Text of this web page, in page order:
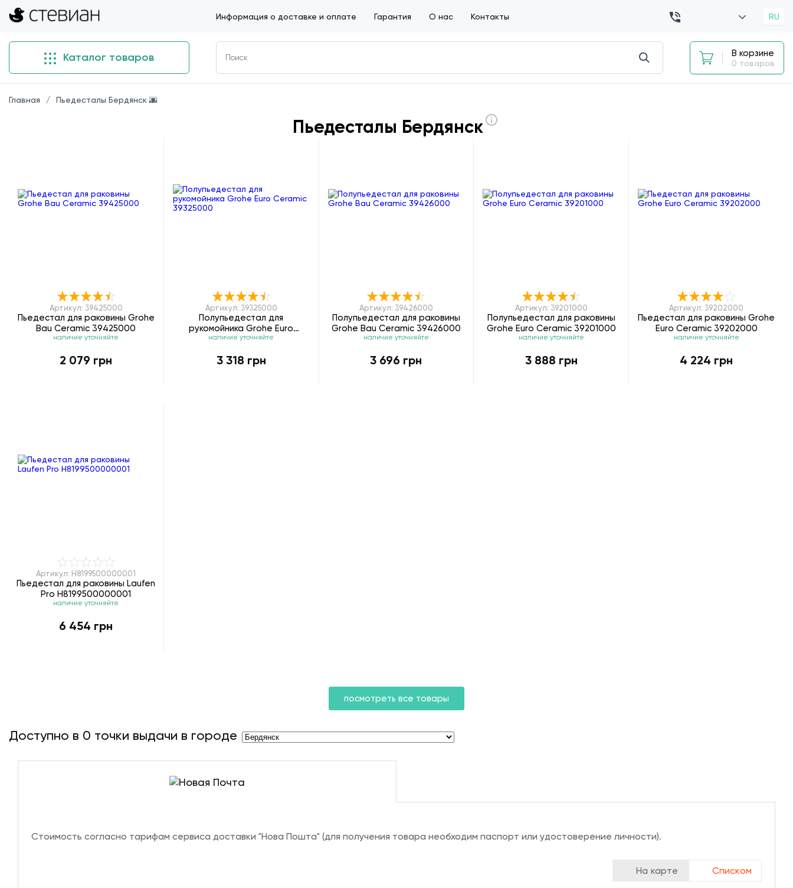
Информация о доставке и оплате Гарантия О нас Контакты RU
Каталог товаров В корзине
0 товаров
Главная Пьедесталы Бердянск 🌆
Пьедесталы Бердянск
Артикул: 39425000
Пьедестал для раковины Grohe
Bau Ceramic 39425000
наличие уточняйте
2 079 грн
Артикул: 39325000
Полупьедестал для
рукомойника Grohe Euro
Ceramic 39325000
наличие уточняйте
3 318 грн
Артикул: 39426000
Полупьедестал для раковины
Grohe Bau Ceramic 39426000
наличие уточняйте
3 696 грн
Артикул: 39201000
Полупьедестал для раковины
Grohe Euro Ceramic 39201000
наличие уточняйте
3 888 грн
Артикул: 39202000
Пьедестал для раковины Grohe
Euro Ceramic 39202000
наличие уточняйте
4 224 грн
Артикул: H8199500000001
Пьедестал для раковины Laufen
Pro H8199500000001
наличие уточняйте
6 454 грн
посмотреть все товары
Доступно в 0 точки выдачи в городе
Стоимость согласно тарифам сервиса доставки "Нова Пошта" (для получения товара необходим паспорт или удостоверение личности).
На карте Списком